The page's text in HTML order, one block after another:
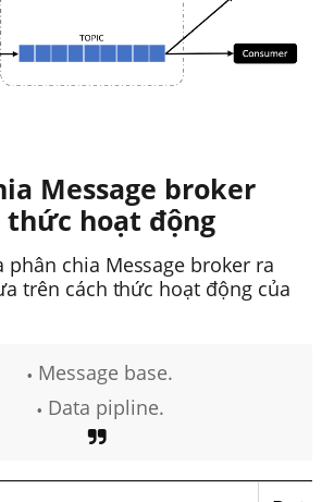
Message broker
thức hoạt động
phân chia Message broker ra
trên cách thức hoạt động của
Message base.
Data pipline.